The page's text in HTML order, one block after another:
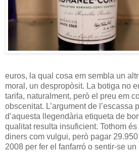
euros, la qual cosa em sembla un
moral, un despropòsit. La botiga no
tarifa, naturalment, però el preu em
obscenitat. L’argument de l’escassa
d’aquesta llegendària etiqueta de
qualitat resulta insuficient. Tothom
diners com vulgui, però pagar
2008 per fer el fanfarró o sentir-se